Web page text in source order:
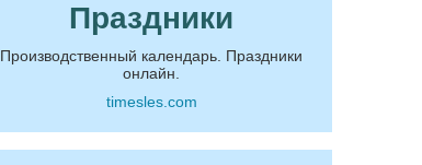
Праздники
Производственный календарь. Праздники
онлайн.
timesles.com